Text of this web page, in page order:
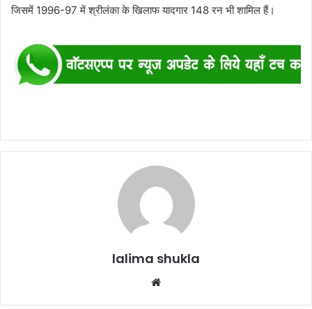
जिसमें 1996-97 में श्रीलंका के खिलाफ यादगार 148 रन भी शामिल हैं।
lalima shukla